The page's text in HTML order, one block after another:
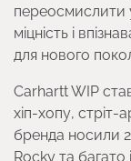
переосмислити
міцність і
для нового
Carhartt WIP
хіп-хопу, стріт-
бренда носили
Rocky та багато